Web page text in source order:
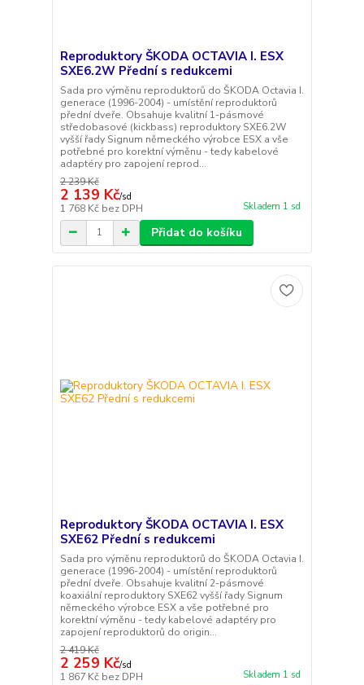
Reproduktory ŠKODA OCTAVIA I. ESX
SXE6.2W Přední s redukcemi
Sada pro výměnu reproduktorů do ŠKODA Octavia I.
generace (1996-2004) - umístění reproduktorů
přední dveře. Obsahuje kvalitní 1-pásmové
středobasové (kickbass) reproduktory SXE6.2W
vyšší řady Signum německého výrobce ESX a vše
potřebné pro korektní výměnu - tedy kabelové
adaptéry pro zapojení reprod...
2 239 Kč
2 139 Kč/sd
1 768 Kč bez DPH Skladem 1 sd
Přidat do košíku
Reproduktory ŠKODA OCTAVIA I. ESX
SXE62 Přední s redukcemi
Sada pro výměnu reproduktorů do ŠKODA Octavia I.
generace (1996-2004) - umístění reproduktorů
přední dveře. Obsahuje kvalitní 2-pásmové
koaxiální reproduktory SXE62 vyšší řady Signum
německého výrobce ESX a vše potřebné pro
korektní výměnu - tedy kabelové adaptéry pro
zapojení reproduktorů do origin...
2 419 Kč
2 259 Kč/sd
1 867 Kč bez DPH Skladem 1 sd